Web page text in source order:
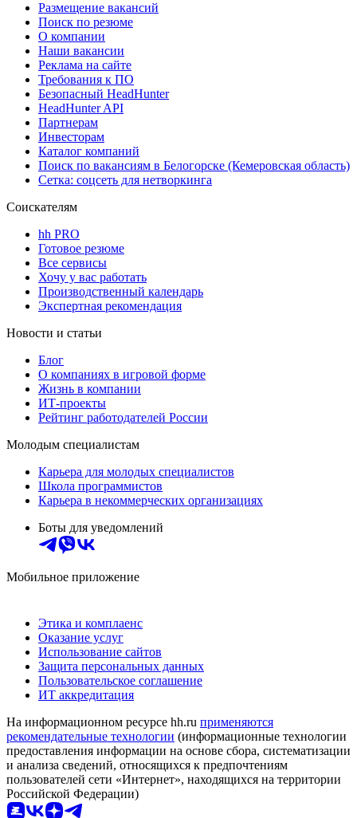
Размещение вакансий
Поиск по резюме
О компании
Наши вакансии
Реклама на сайте
Требования к ПО
Безопасный HeadHunter
HeadHunter API
Партнерам
Инвесторам
Каталог компаний
Поиск по вакансиям в Белогорске (Кемеровская область)
Сетка: соцсеть для нетворкинга
Соискателям
hh PRO
Готовое резюме
Все сервисы
Хочу у вас работать
Производственный календарь
Экспертная рекомендация
Новости и статьи
Блог
О компаниях в игровой форме
Жизнь в компании
ИТ-проекты
Рейтинг работодателей России
Молодым специалистам
Карьера для молодых специалистов
Школа программистов
Карьера в некоммерческих организациях
Боты для уведомлений
Мобильное приложение
Этика и комплаенс
Оказание услуг
Использование сайтов
Защита персональных данных
Пользовательское соглашение
ИТ аккредитация
На информационном ресурсе hh.ru применяются
рекомендательные технологии (информационные технологии
предоставления информации на основе сбора, систематизации
и анализа сведений, относящихся к предпочтениям
пользователей сети «Интернет», находящихся на территории
Российской Федерации)